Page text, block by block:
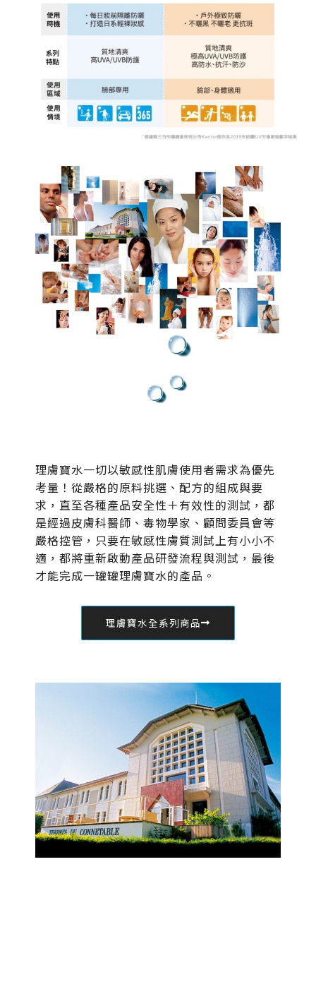
理膚寶水一切以敏感性肌膚使用者需求為優先
考量！從嚴格的原料挑選、配方的組成與要
求，直至各種產品安全性＋有效性的測試，都
是經過皮膚科醫師、毒物學家、顧問委員會等
嚴格控管，只要在敏感性膚質測試上有小小不
適，都將重新啟動產品研發流程與測試，最後
才能完成一罐罐理膚寶水的產品。
理膚寶水全系列商品